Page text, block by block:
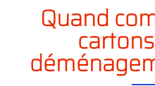
Quand